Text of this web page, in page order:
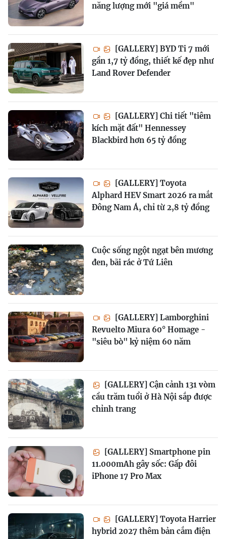
năng lượng mới "giá mềm"
[GALLERY] BYD Ti 7 mới
gần 1,7 tỷ đồng, thiết kế đẹp như
Land Rover Defender
[GALLERY] Chi tiết "tiêm
kích mặt đất" Hennessey
Blackbird hơn 65 tỷ đồng
[GALLERY] Toyota
Alphard HEV Smart 2026 ra mắt
Đông Nam Á, chỉ từ 2,8 tỷ đồng
Cuộc sống ngột ngạt bên mương
đen, bãi rác ở Tứ Liên
[GALLERY] Lamborghini
Revuelto Miura 60° Homage -
"siêu bò" kỷ niệm 60 năm
[GALLERY] Cận cảnh 131 vòm
cầu trăm tuổi ở Hà Nội sắp được
chỉnh trang
[GALLERY] Smartphone pin
11.000mAh gây sốc: Gấp đôi
iPhone 17 Pro Max
[GALLERY] Toyota Harrier
hybrid 2027 thêm bản cắm điện